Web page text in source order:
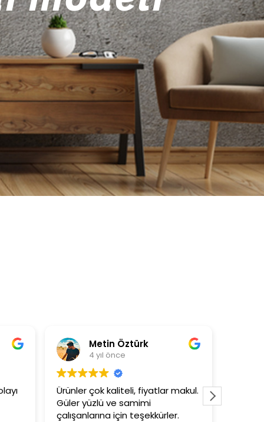
Öztürk
fiyatlar makul.
samimi
için teşekkürler.
Asli Ersoy
3+1 evin kagidini kapataslak ne
tutar